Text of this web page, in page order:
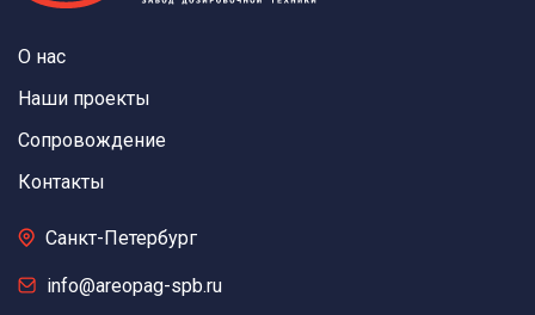
О нас
Наши проекты
Сопровождение
Контакты
Санкт-Петербург
info@areopag-spb.ru